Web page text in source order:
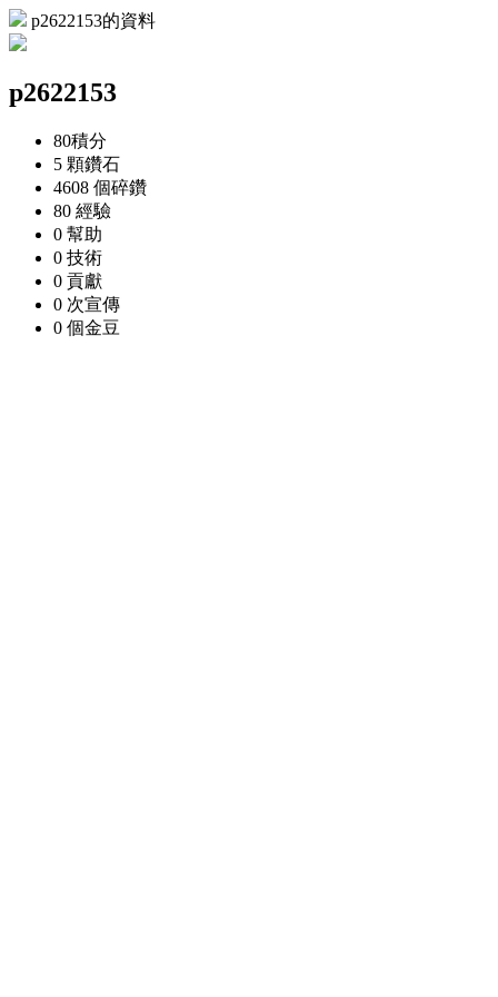
p2622153的資料
p2622153
80積分
5 顆鑽石
4608 個碎鑽
80 經驗
0 幫助
0 技術
0 貢獻
0 次宣傳
0 個金豆